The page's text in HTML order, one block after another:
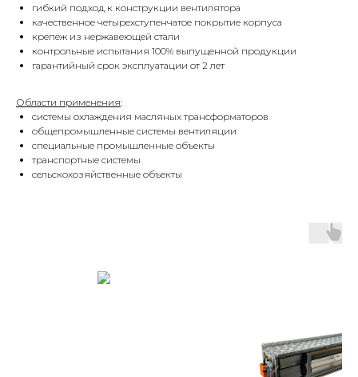
гибкий подход к конструкции вентилятора
качественное четырехступенчатое покрытие корпуса
крепеж из нержавеющей стали
контрольные испытания 100% выпущенной продукции
гарантийный срок эксплуатации от 2 лет
Области применения:
системы охлаждения масляных трансформаторов
общепромышленные системы вентиляции
специальные промышленные объекты
транспортные системы
сельскохозяйственные объекты